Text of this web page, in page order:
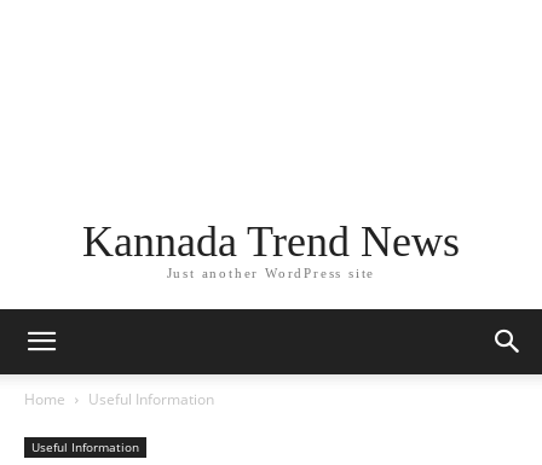
Kannada Trend News
Just another WordPress site
Home Useful Information
Useful Information